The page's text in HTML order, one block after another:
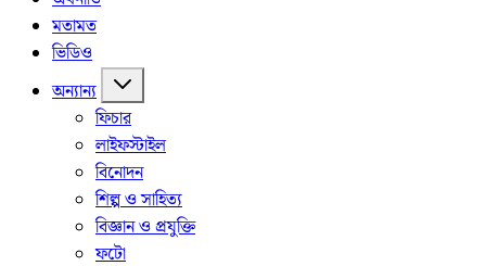
মতামত
ভিডিও
অন্যান্য
ফিচার
লাইফস্টাইল
বিনোদন
শিল্প ও সাহিত্য
বিজ্ঞান ও প্রযুক্তি
ফটো